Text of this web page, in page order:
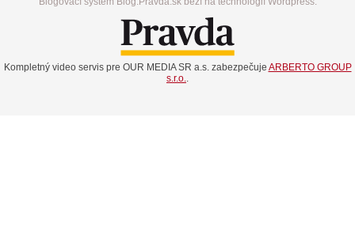
Kompletný video servis pre OUR MEDIA SR a.s. zabezpečuje ARBERTO GROUP
s.r.o..